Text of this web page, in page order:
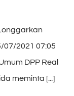
07/2021 07:05
DPP Real
meminta [...]